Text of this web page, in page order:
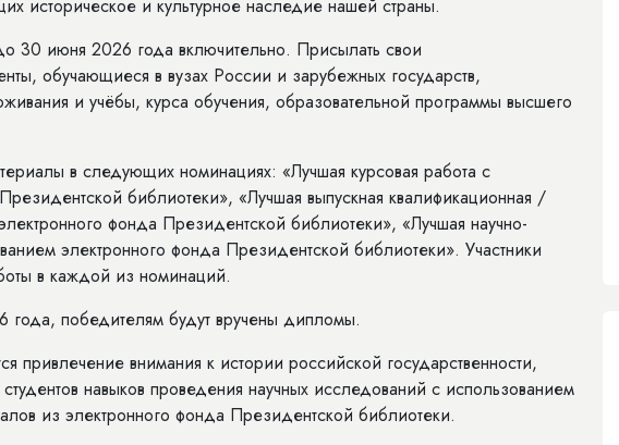
историческое и культурное наследие нашей страны.
30 июня 2026 года включительно. Присылать свои
обучающиеся в вузах России и зарубежных государств,
и учёбы, курса обучения, образовательной программы высшего
в следующих номинациях: «Лучшая курсовая работа с
библиотеки», «Лучшая выпускная квалификационная /
фонда Президентской библиотеки», «Лучшая научно-
электронного фонда Президентской библиотеки». Участники
в каждой из номинаций.
года, победителям будут вручены дипломы.
привлечение внимания к истории российской государственности,
навыков проведения научных исследований с использованием
из электронного фонда Президентской библиотеки.